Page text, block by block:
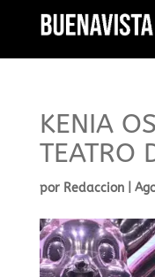
KENIA
TEATRO
por Redaccion|